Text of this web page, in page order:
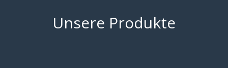
Unsere Produkte